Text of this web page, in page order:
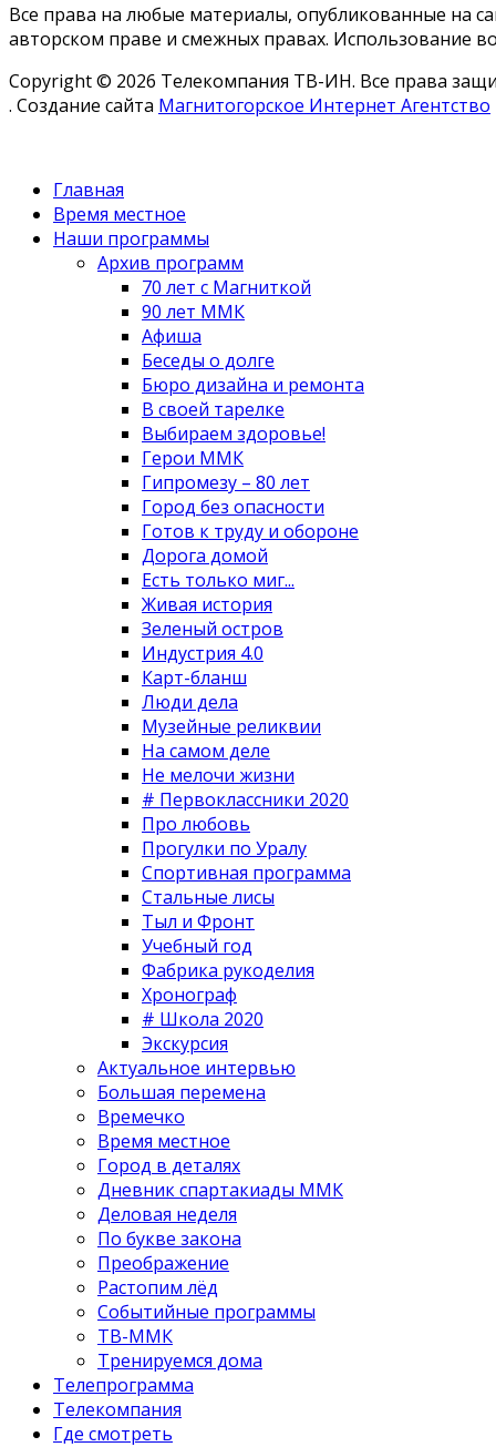
Все права на любые материалы, опубликованные на
авторском праве и смежных правах. Использование
Copyright © 2026 Телекомпания ТВ-ИН. Все права
. Создание сайта Магнитогорское Интернет Агентство
Главная
Время местное
Наши программы
Архив программ
70 лет с Магниткой
90 лет ММК
Афиша
Беседы о долге
Бюро дизайна и ремонта
В своей тарелке
Выбираем здоровье!
Герои ММК
Гипромезу – 80 лет
Город без опасности
Готов к труду и обороне
Дорога домой
Есть только миг...
Живая история
Зеленый остров
Индустрия 4.0
Карт-бланш
Люди дела
Музейные реликвии
На самом деле
Не мелочи жизни
# Первоклассники 2020
Про любовь
Прогулки по Уралу
Спортивная программа
Стальные лисы
Тыл и Фронт
Учебный год
Фабрика рукоделия
Хронограф
# Школа 2020
Экскурсия
Актуальное интервью
Большая перемена
Времечко
Время местное
Город в деталях
Дневник спартакиады ММК
Деловая неделя
По букве закона
Преображение
Растопим лёд
Событийные программы
ТВ-ММК
Тренируемся дома
Телепрограмма
Телекомпания
Где смотреть